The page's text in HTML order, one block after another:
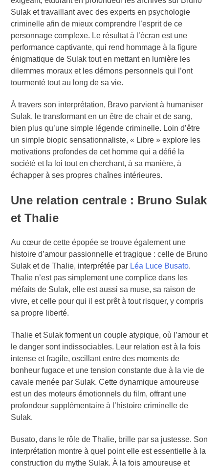
Sulak et travaillant avec des experts en psychologie
criminelle afin de mieux comprendre l’esprit de ce
personnage complexe. Le résultat à l’écran est une
performance captivante, qui rend hommage à la figure
énigmatique de Sulak tout en mettant en lumière les
dilemmes moraux et les démons personnels qui l’ont
tourmenté tout au long de sa vie.
À travers son interprétation, Bravo parvient à humaniser
Sulak, le transformant en un être de chair et de sang,
bien plus qu’une simple légende criminelle. Loin d’être
un simple biopic sensationnaliste, « Libre » explore les
motivations profondes de cet homme qui a défié la
société et la loi tout en cherchant, à sa manière, à
échapper à ses propres chaînes intérieures.
Une relation centrale : Bruno Sulak
et Thalie
Au cœur de cette épopée se trouve également une
histoire d’amour passionnelle et tragique : celle de Bruno
Sulak et de Thalie, interprétée par Léa Luce Busato.
Thalie n’est pas simplement une complice dans les
méfaits de Sulak, elle est aussi sa muse, sa raison de
vivre, et celle pour qui il est prêt à tout risquer, y compris
sa propre liberté.
Thalie et Sulak forment un couple atypique, où l’amour et
le danger sont indissociables. Leur relation est à la fois
intense et fragile, oscillant entre des moments de
bonheur fugace et une tension constante due à la vie de
cavale menée par Sulak. Cette dynamique amoureuse
est un des moteurs émotionnels du film, offrant une
profondeur supplémentaire à l’histoire criminelle de
Sulak.
Busato, dans le rôle de Thalie, brille par sa justesse. Son
interprétation montre à quel point elle est essentielle à la
construction du mythe Sulak. À la fois amoureuse et